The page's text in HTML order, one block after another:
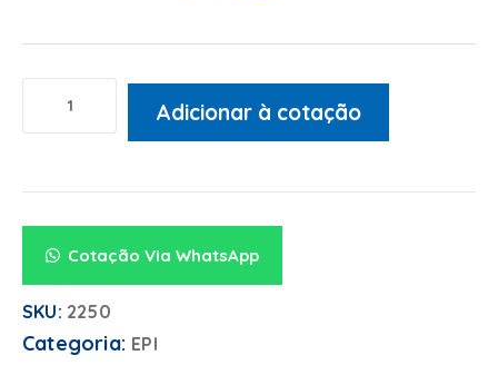
Adicionar à cotação
Cotação Via WhatsApp
SKU: 2250
Categoria: EPI